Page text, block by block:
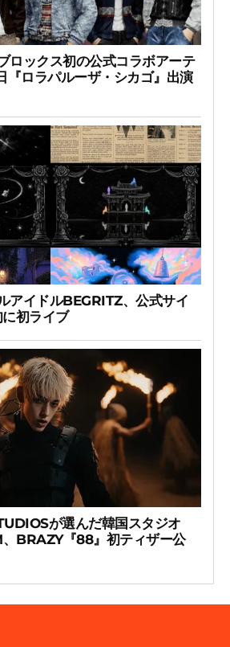
ロックス初の公式コラボアーテ
『ロラパルーザ・シカゴ』出演
アイドルBEGRITZ、公式サイ
初ライブ
が選んだ韓国スタジオ
BRAZY『88』初ティザー公